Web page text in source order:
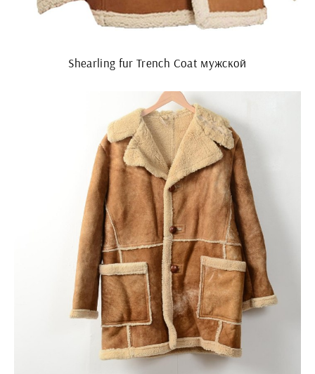
Shearling fur Trench Coat мужской